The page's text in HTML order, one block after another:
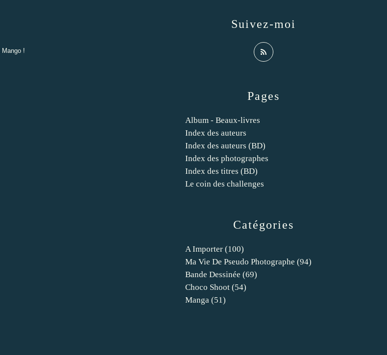
Mango!
Catégories
A Importer (100)
Ma Vie De Pseudo Photographe (94)
Bande Dessinée (69)
Choco Shoot (54)
Manga (51)
Pages
Album - Beaux-livres
Index des auteurs
Index des auteurs (BD)
Index des photographes
Index des titres (BD)
Le coin des challenges
Suivez-moi